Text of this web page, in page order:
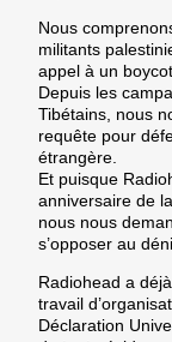
Nous
militants
appel à un
Depuis les
Tibétains, nous
requête pour
étrangère.
Et puisque
anniversaire de
nous nous
s’opposer au
Radiohead a
travail
Déclaration